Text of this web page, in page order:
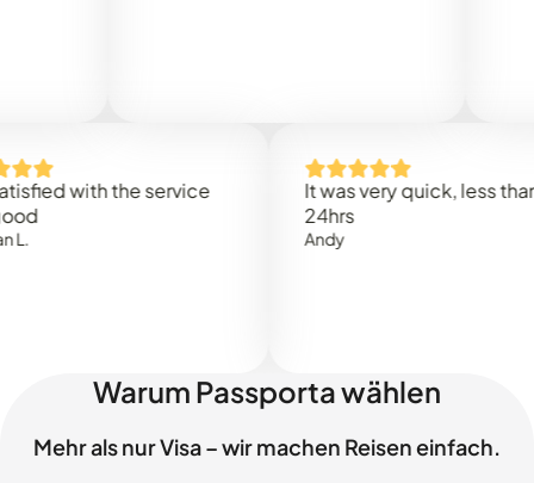
with the service
It was very quick, less than
24hrs
Warum Passporta wählen
Mehr als nur Visa – wir machen Reisen einfach.